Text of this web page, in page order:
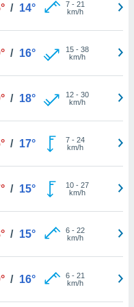
/ 14° 7- 21
km/h
/ 16° 15- 38
km/h
/ 18° 12- 30
km/h
/ 17° 7- 24
km/h
/ 15° 10- 27
km/h
/ 15° 6- 22
km/h
/ 16° 6- 21
km/h